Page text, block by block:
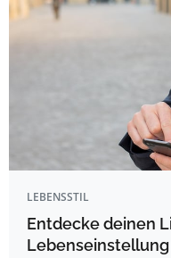
LEBENSSTIL
Entdecke deinen
Lebenseinstellung